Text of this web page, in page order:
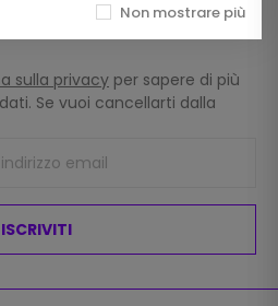
ALLA NEWSLETTER
sulla privacy per sapere di più
Se vuoi cancellarti dalla
ISCRIVITI
Non mostrare più